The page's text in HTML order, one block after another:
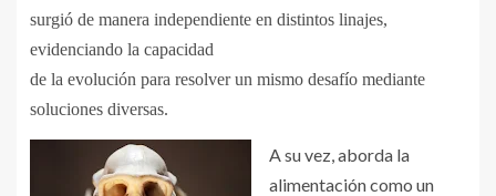
surgió de manera independiente en distintos linajes,
evidenciando la capacidad
de la evolución para resolver un mismo desafío mediante
soluciones diversas.
A su vez, aborda la
alimentación como un